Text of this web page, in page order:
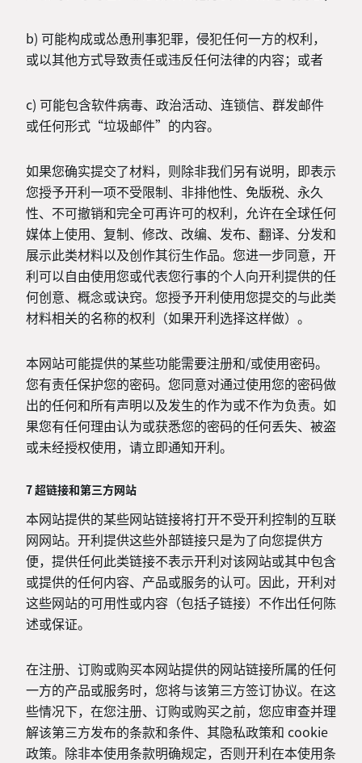
b) 可能构成或怂恿刑事犯罪，侵犯任何一方的权利，
或以其他方式导致责任或违反任何法律的内容；或者
c) 可能包含软件病毒、政治活动、连锁信、群发邮件
或任何形式“垃圾邮件”的内容。
如果您确实提交了材料，则除非我们另有说明，即表示
您授予开利一项不受限制、非排他性、免版税、永久
性、不可撤销和完全可再许可的权利，允许在全球任何
媒体上使用、复制、修改、改编、发布、翻译、分发和
展示此类材料以及创作其衍生作品。您进一步同意，开
利可以自由使用您或代表您行事的个人向开利提供的任
何创意、概念或诀窍。您授予开利使用您提交的与此类
材料相关的名称的权利（如果开利选择这样做）。
本网站可能提供的某些功能需要注册和/或使用密码。
您有责任保护您的密码。您同意对通过使用您的密码做
出的任何和所有声明以及发生的作为或不作为负责。如
果您有任何理由认为或获悉您的密码的任何丢失、被盗
或未经授权使用，请立即通知开利。
7 超链接和第三方网站
本网站提供的某些网站链接将打开不受开利控制的互联
网网站。开利提供这些外部链接只是为了向您提供方
便，提供任何此类链接不表示开利对该网站或其中包含
或提供的任何内容、产品或服务的认可。因此，开利对
这些网站的可用性或内容（包括子链接）不作出任何陈
述或保证。
在注册、订购或购买本网站提供的网站链接所属的任何
一方的产品或服务时，您将与该第三方签订协议。在这
些情况下，在您注册、订购或购买之前，您应审查并理
解该第三方发布的条款和条件、其隐私政策和 cookie
政策。除非本使用条款明确规定，否则开利在本使用条